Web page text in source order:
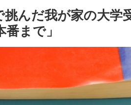
んだ我が家の大学
まで」